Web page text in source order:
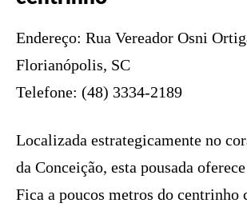
Endereço: Rua Vereador Osni
Florianópolis, SC
Telefone: (48) 3334-2189
Localizada estrategicamente no
da Conceição, esta pousada
Fica a poucos metros do centrinho